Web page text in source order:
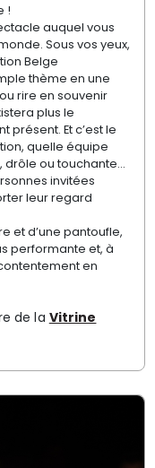
!
auquel vous
Sous vos yeux,
Belge
thème en une
rire en souvenir
plus le
présent. Et c’est le
quelle équipe
drôle ou touchante…
invitées
leur regard
et d’une pantoufle,
performante et, à
en
de la Vitrine